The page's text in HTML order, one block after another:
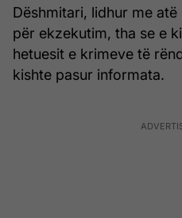
Dëshmitari, lidhur me
për ekzekutim, tha se e
hetuesit e krimeve të
kishte pasur informata.